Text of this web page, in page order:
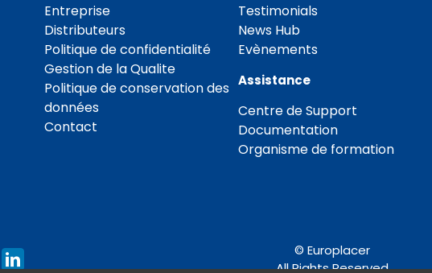
Entreprise
Distributeurs
Politique de confidentialité
Gestion de la Qualite
Politique de conservation des
données
Contact
Testimonials
News Hub
Evènements
Assistance
Centre de Support
Documentation
Organisme de formation
© Europlacer
All Rights Reserved